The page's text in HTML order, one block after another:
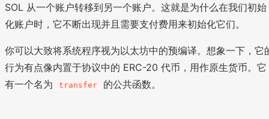
SOL 从一个账户转移到另一个账户。这就是为什么在我们初始
化账户时，它不断出现并且需要支付费用来初始化它们。
你可以大致将系统程序视为以太坊中的预编译。想象一下，它
行为有点像内置于协议中的 ERC-20 代币，用作原生货币。它
有一个名为
transfer 的公共函数。